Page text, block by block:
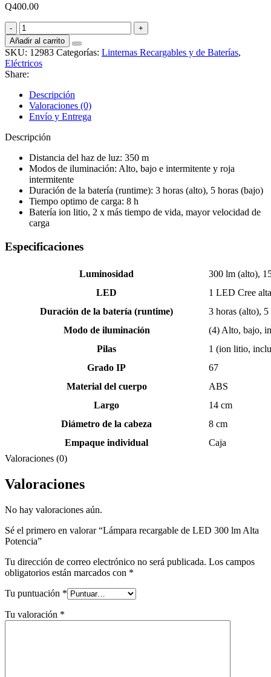
Q400.00
Lámpara
recargable
de
LED
300
lm
Alta
Potencia
cantidad
Añadir al carrito
SKU: 12983 Categorías: Linternas Recargables y de Baterías,
Eléctricos
Share:
Descripción
Valoraciones (0)
Envío y Entrega
Descripción
Distancia del haz de luz: 350 m
Modos de iluminación: Alto, bajo e intermitente y roja
intermitente
Duración de la batería (runtime): 3 horas (alto), 5 horas (bajo)
Tiempo optimo de carga: 8 h
Batería ion litio, 2 x más tiempo de vida, mayor velocidad de
carga
Especificaciones
Luminosidad
300 lm (alto),
LED
1 LED Cree
Duración de la batería (runtime)
3 horas (alto),
Modo de iluminación
(4) Alto, bajo,
Pilas
1 (ion litio,
Grado IP
67
Material del cuerpo
ABS
Largo
14 cm
Diámetro de la cabeza
8 cm
Empaque individual
Caja
Valoraciones (0)
Valoraciones
No hay valoraciones aún.
Sé el primero en valorar “Lámpara recargable de LED 300 lm Alta
Potencia”
Tu dirección de correo electrónico no será publicada. Los campos
obligatorios están marcados con *
Tu puntuación *
Tu valoración *